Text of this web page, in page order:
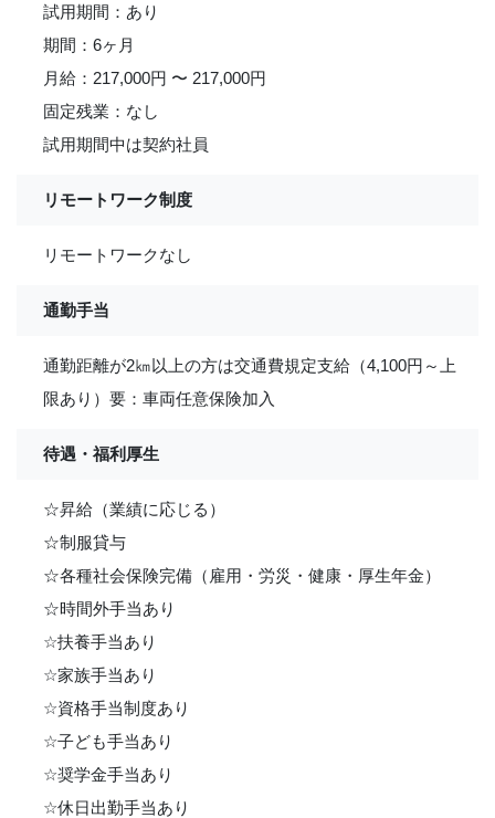
試用期間：あり
期間：6ヶ月
月給：217,000円 〜 217,000円
固定残業：なし
試用期間中は契約社員
リモートワーク制度
リモートワークなし
通勤手当
通勤距離が2㎞以上の方は交通費規定支給（4,100円～上
限あり）要：車両任意保険加入
待遇・福利厚生
☆昇給（業績に応じる）
☆制服貸与
☆各種社会保険完備（雇用・労災・健康・厚生年金）
☆時間外手当あり
☆扶養手当あり
☆家族手当あり
☆資格手当制度あり
☆子ども手当あり
☆奨学金手当あり
☆休日出勤手当あり